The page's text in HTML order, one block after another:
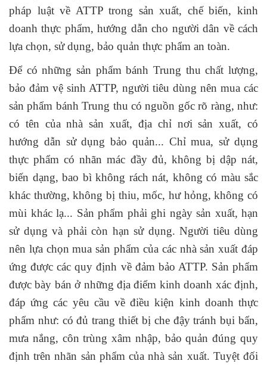
pháp luật về ATTP trong sản xuất, chế biến, kinh
doanh thực phẩm, hướng dẫn cho người dân về cách
lựa chọn, sử dụng, bảo quản thực phẩm an toàn.
Để có những sản phẩm bánh Trung thu chất lượng,
bảo đảm vệ sinh ATTP, người tiêu dùng nên mua các
sản phẩm bánh Trung thu có nguồn gốc rõ ràng, như:
có tên của nhà sản xuất, địa chỉ nơi sản xuất, có
hướng dẫn sử dụng bảo quản... Chỉ mua, sử dụng
thực phẩm có nhãn mác đầy đủ, không bị dập nát,
biến dạng, bao bì không rách nát, không có màu sắc
khác thường, không bị thiu, mốc, hư hỏng, không có
mùi khác lạ... Sản phẩm phải ghi ngày sản xuất, hạn
sử dụng và phải còn hạn sử dụng. Người tiêu dùng
nên lựa chọn mua sản phẩm của các nhà sản xuất đáp
ứng được các quy định về đảm bảo ATTP. Sản phẩm
được bày bán ở những địa điểm kinh doanh xác định,
đáp ứng các yêu cầu về điều kiện kinh doanh thực
phẩm như: có đủ trang thiết bị che đậy tránh bụi bẩn,
mưa nắng, côn trùng xâm nhập, bảo quản đúng quy
định trên nhãn sản phẩm của nhà sản xuất. Tuyệt đối